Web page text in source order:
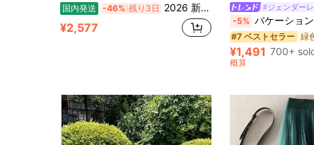
国内発送 -46% 残り3日 2026 新作 レディース ミディスカート t シャツ y2k y2k スカート ミレニアム アメリカンヴィンテージ サブカル ストリート
¥2,577
#ジェンダーレ
-5% バケーション カジュアル ソリ
#7 ベストセラー
¥1,491 700+
概算